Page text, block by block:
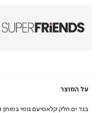
על המוצר
בגד ים חלק קלאסיעם גומי במותן